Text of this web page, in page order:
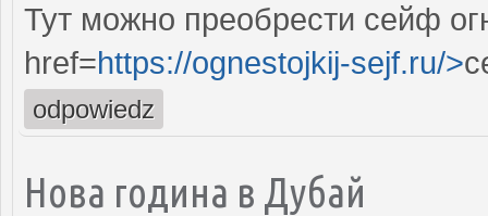
Тут можно преобрести сейф
href=https://ognestojkij-sejf.ru/>
odpowiedz
Нова година в Дубай